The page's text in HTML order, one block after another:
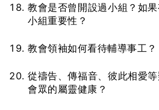
教會是否曾開設過小組？如
小組重要性？
教會領袖如何看待輔導事工？
從禱告、傳福音、彼此相愛
會眾的屬靈健康？